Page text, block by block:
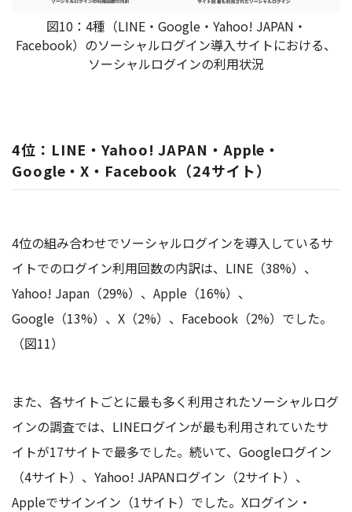
図10：4種（LINE・Google・Yahoo! JAPAN・
Facebook）のソーシャルログイン導入サイトにおける、
ソーシャルログインの利用状況
4位：LINE・Yahoo! JAPAN・Apple・
Google・X・Facebook（24サイト）
4位の組み合わせでソーシャルログインを導入しているサ
イトでのログイン利用回数の内訳は、LINE（38%）、
Yahoo! Japan（29%）、Apple（16%）、
Google（13%）、X（2%）、Facebook（2%）でした。
（図11）
また、各サイトごとに最も多く利用されたソーシャルログ
インの調査では、LINEログインが最も利用されていたサ
イトが17サイトで最多でした。続いて、Googleログイン
（4サイト）、Yahoo! JAPANログイン（2サイト）、
Appleでサインイン（1サイト）でした。Xログイン・